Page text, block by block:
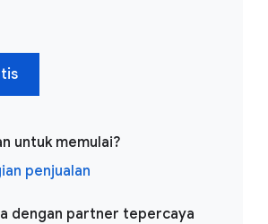
untuk memulai?
penjualan
dengan partner tepercaya